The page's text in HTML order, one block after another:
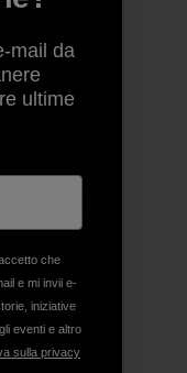
mail da
ultime
che
e mi invii e-
iniziative
eventi e altro
sulla privacy